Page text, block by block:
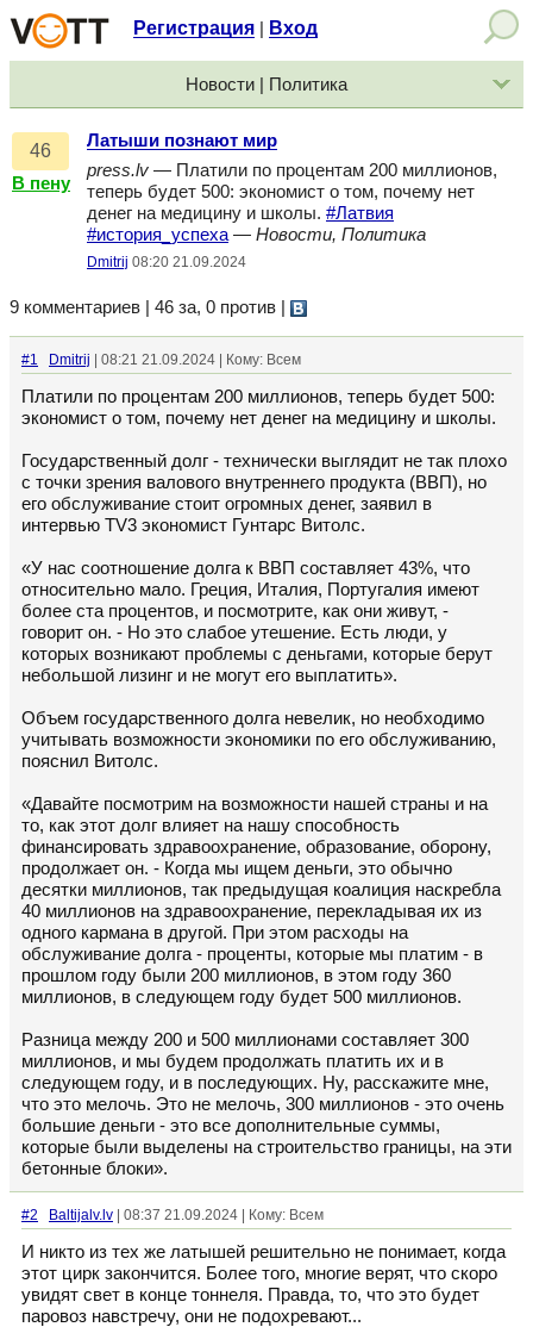
Регистрация Вход
Новости | Политика
46
В пену
Латыши познают мир
press.lv — Платили по процентам 200 миллионов,
теперь будет 500: экономист о том, почему нет
денег на медицину и школы. #Латвия
#история_успеха — Новости, Политика
Dmitrij 08:20 21.09.2024
9 комментариев | 46 за, 0 против
#1 Dmitrij | 08:21 21.09.2024 | Кому: Всем
Платили по процентам 200 миллионов, теперь будет 500:
экономист о том, почему нет денег на медицину и школы.
Государственный долг - технически выглядит не так плохо
с точки зрения валового внутреннего продукта (ВВП), но
его обслуживание стоит огромных денег, заявил в
интервью TV3 экономист Гунтарс Витолс.
«У нас соотношение долга к ВВП составляет 43%, что
относительно мало. Греция, Италия, Португалия имеют
более ста процентов, и посмотрите, как они живут, -
говорит он. - Но это слабое утешение. Есть люди, у
которых возникают проблемы с деньгами, которые берут
небольшой лизинг и не могут его выплатить».
Объем государственного долга невелик, но необходимо
учитывать возможности экономики по его обслуживанию,
пояснил Витолс.
«Давайте посмотрим на возможности нашей страны и на
то, как этот долг влияет на нашу способность
финансировать здравоохранение, образование, оборону,
продолжает он. - Когда мы ищем деньги, это обычно
десятки миллионов, так предыдущая коалиция наскребла
40 миллионов на здравоохранение, перекладывая их из
одного кармана в другой. При этом расходы на
обслуживание долга - проценты, которые мы платим - в
прошлом году были 200 миллионов, в этом году 360
миллионов, в следующем году будет 500 миллионов.
Разница между 200 и 500 миллионами составляет 300
миллионов, и мы будем продолжать платить их и в
следующем году, и в последующих. Ну, расскажите мне,
что это мелочь. Это не мелочь, 300 миллионов - это очень
большие деньги - это все дополнительные суммы,
которые были выделены на строительство границы, на эти
бетонные блоки».
#2 Baltijalv.lv | 08:37 21.09.2024 | Кому: Всем
И никто из тех же латышей решительно не понимает, когда
этот цирк закончится. Более того, многие верят, что скоро
увидят свет в конце тоннеля. Правда, то, что это будет
паровоз навстречу, они не подохревают...